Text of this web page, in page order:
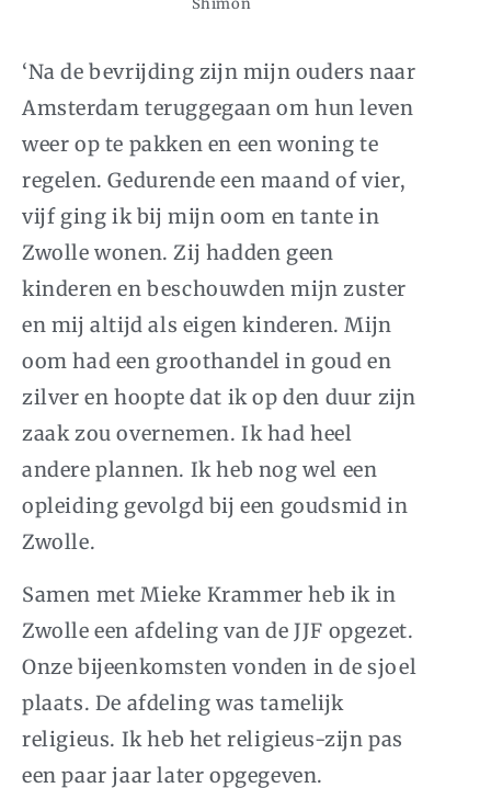
‘Na de bevrijding zijn mijn ouders naar
Amsterdam teruggegaan om hun leven
weer op te pakken en een woning te
regelen. Gedurende een maand of vier,
vijf ging ik bij mijn oom en tante in
Zwolle wonen. Zij hadden geen
kinderen en beschouwden mijn zuster
en mij altijd als eigen kinderen. Mijn
oom had een groothandel in goud en
zilver en hoopte dat ik op den duur zijn
zaak zou overnemen. Ik had heel
andere plannen. Ik heb nog wel een
opleiding gevolgd bij een goudsmid in
Zwolle.
Samen met Mieke Krammer heb ik in
Zwolle een afdeling van deJJF opgezet.
Onze bijeenkomsten vonden in de sjoel
plaats. De afdeling was tamelijk
religieus. Ik heb het religieus-zijn pas
een paar jaar later opgegeven.